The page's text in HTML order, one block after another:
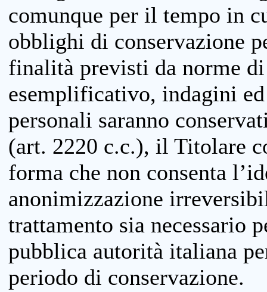
comunque per il tempo in
obblighi di conservazione
finalità previsti da norme
esemplificativo, indagini
personali saranno
(art. 2220 c.c.), il Titolare
forma che non consenta
anonimizzazione
trattamento sia necessario
pubblica autorità italiana
periodo di conservazione.